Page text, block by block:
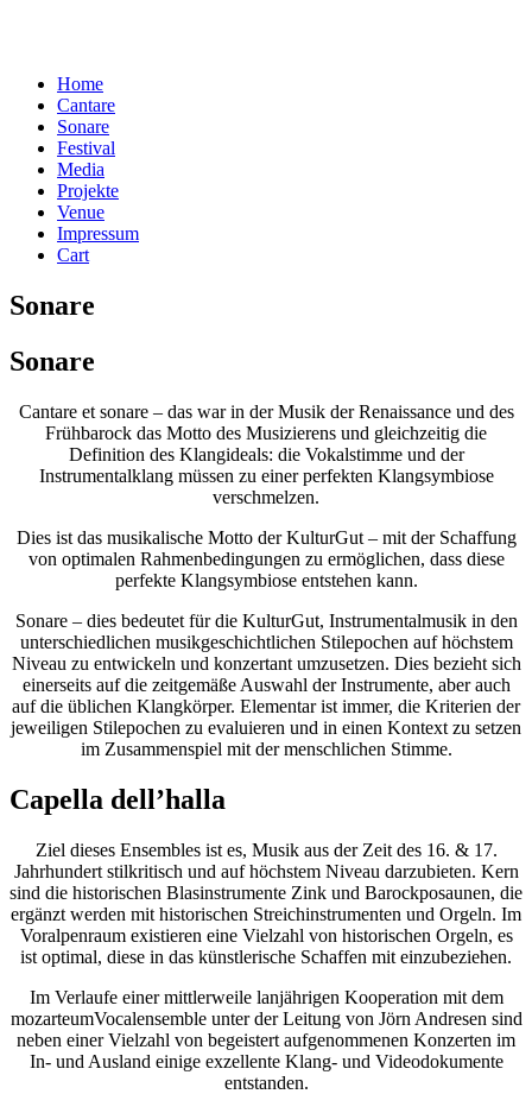
Home
Cantare
Sonare
Festival
Media
Projekte
Venue
Impressum
Cart
Sonare
Sonare
Cantare et sonare – das war in der Musik der Renaissance und des
Frühbarock das Motto des Musizierens und gleichzeitig die
Definition des Klangideals: die Vokalstimme und der
Instrumentalklang müssen zu einer perfekten Klangsymbiose
verschmelzen.
Dies ist das musikalische Motto der KulturGut – mit der Schaffung
von optimalen Rahmenbedingungen zu ermöglichen, dass diese
perfekte Klangsymbiose entstehen kann.
Sonare – dies bedeutet für die KulturGut, Instrumentalmusik in den
unterschiedlichen musikgeschichtlichen Stilepochen auf höchstem
Niveau zu entwickeln und konzertant umzusetzen. Dies bezieht sich
einerseits auf die zeitgemäße Auswahl der Instrumente, aber auch
auf die üblichen Klangkörper. Elementar ist immer, die Kriterien der
jeweiligen Stilepochen zu evaluieren und in einen Kontext zu setzen
im Zusammenspiel mit der menschlichen Stimme.
Capella dell’halla
Ziel dieses Ensembles ist es, Musik aus der Zeit des 16. & 17.
Jahrhundert stilkritisch und auf höchstem Niveau darzubieten. Kern
sind die historischen Blasinstrumente Zink und Barockposaunen, die
ergänzt werden mit historischen Streichinstrumenten und Orgeln. Im
Voralpenraum existieren eine Vielzahl von historischen Orgeln, es
ist optimal, diese in das künstlerische Schaffen mit einzubeziehen.
Im Verlaufe einer mittlerweile lanjährigen Kooperation mit dem
mozarteumVocalensemble unter der Leitung von Jörn Andresen sind
neben einer Vielzahl von begeistert aufgenommenen Konzerten im
In- und Ausland einige exzellente Klang- und Videodokumente
entstanden.